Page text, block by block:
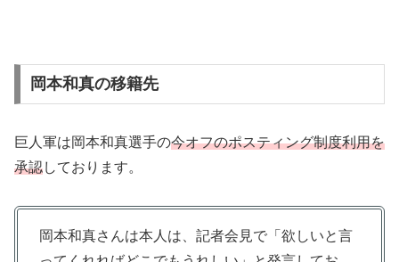
岡本和真の移籍先
巨人軍は岡本和真選手の今オフのポスティング制度利用を
承認しております。
岡本和真さんは本人は、記者会見で「欲しいと言